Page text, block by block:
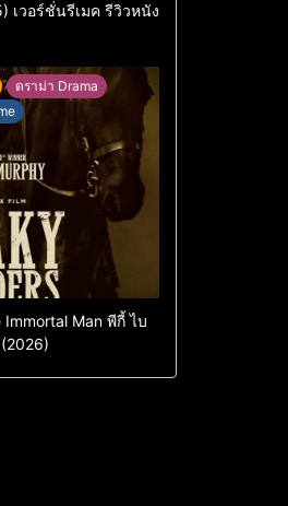
เวอร์ชั่นรีเมค รีวิวหนัง
ดราม่า Drama
Man พีกี้ ไบ